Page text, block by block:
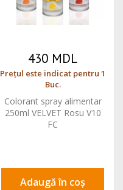
430 MDL
Prețul este indicat pentru 1
Buc.
Colorant spray alimentar
250ml VELVET Rosu V10
FC
Adaugă în coș